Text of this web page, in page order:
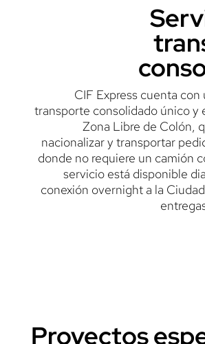
CIF Express cuenta
transporte consolidado único y
Zona Libre de Colón,
nacionalizar y transportar
donde no requiere un camión
servicio está disponible
conexión overnight a la
Proyectos